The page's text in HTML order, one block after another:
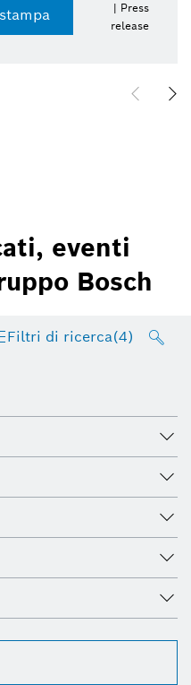
| Press
release
eventi
Bosch
Filtri di ricerca(4)